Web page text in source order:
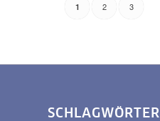
1 2 3
SCHLAGWÖRTER